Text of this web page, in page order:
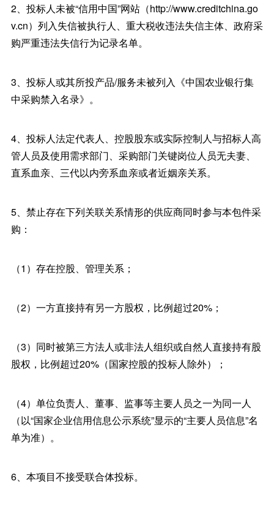
2、投标人未被“信用中国”网站（http://www.creditchina.go
v.cn）列入失信被执行人、重大税收违法失信主体、政府采
购严重违法失信行为记录名单。
3、投标人或其所投产品/服务未被列入《中国农业银行集
中采购禁入名录》。
4、投标人法定代表人、控股股东或实际控制人与招标人高
管人员及使用需求部门、采购部门关键岗位人员无夫妻、
直系血亲、三代以内旁系血亲或者近姻亲关系。
5、禁止存在下列关联关系情形的供应商同时参与本包件采
购：
（1）存在控股、管理关系；
（2）一方直接持有另一方股权，比例超过20%；
（3）同时被第三方法人或非法人组织或自然人直接持有股
股权，比例超过20%（国家控股的投标人除外）；
（4）单位负责人、董事、监事等主要人员之一为同一人
（以“国家企业信用信息公示系统”显示的“主要人员信息”名
单为准）。
6、本项目不接受联合体投标。